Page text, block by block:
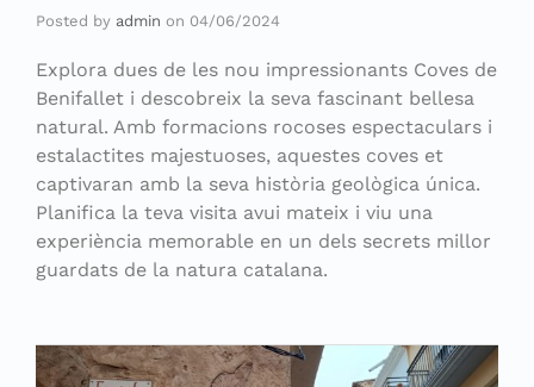
Posted by admin on 04/06/2024
Explora dues de les nou impressionants Coves de
Benifallet i descobreix la seva fascinant bellesa
natural. Amb formacions rocoses espectaculars i
estalactites majestuoses, aquestes coves et
captivaran amb la seva història geològica única.
Planifica la teva visita avui mateix i viu una
experiència memorable en un dels secrets millor
guardats de la natura catalana.